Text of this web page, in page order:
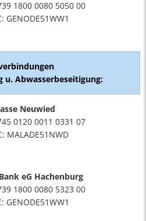
1800 0080 5050 00
GENODE51WW1
u. Abwasserbeseitigung:
Neuwied
0120 0011 0331 07
MALADE51NWD
eG Hachenburg
1800 0080 5323 00
GENODE51WW1